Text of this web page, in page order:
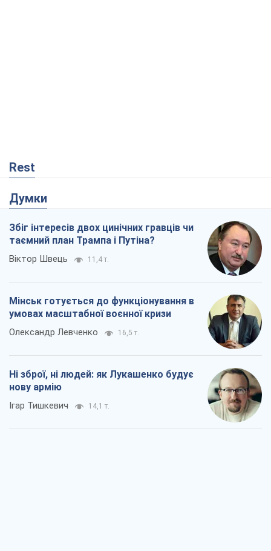
Rest
Думки
Збіг інтересів двох цинічних гравців чи
таємний план Трампа і Путіна?
Віктор Швець 11,4 т.
Мінськ готується до функціонування в
умовах масштабної воєнної кризи
Олександр Левченко 16,5 т.
Ні зброї, ні людей: як Лукашенко будує
нову армію
Ігар Тишкевич 14,1 т.